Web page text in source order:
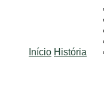
Início História